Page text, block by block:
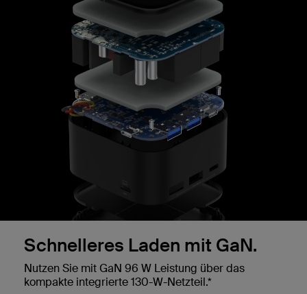
Schnelleres Laden mit GaN.
Nutzen Sie mit GaN 96 W Leistung über das
kompakte integrierte 130-W-Netzteil.*